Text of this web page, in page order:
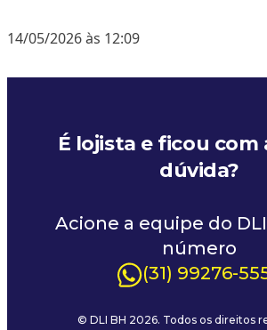
14/05/2026 às 12:09
É lojista e ficou com
dúvida?
Acione a equipe do
número
(31) 99276-
© DLI BH 2026. Todos os direitos